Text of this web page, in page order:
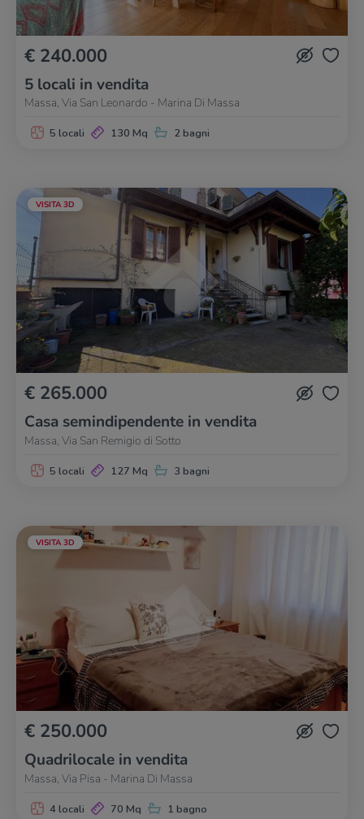
€ 240.000
5 locali in vendita
Massa, Via San Leonardo - Marina Di Massa
5 locali 130 Mq 2 bagni
VISITA 3D
€ 265.000
Casa semindipendente in vendita
Massa, Via San Remigio di Sotto
5 locali 127 Mq 3 bagni
VISITA 3D
€ 250.000
Quadrilocale in vendita
Massa, Via Pisa - Marina Di Massa
4 locali 70 Mq 1 bagno